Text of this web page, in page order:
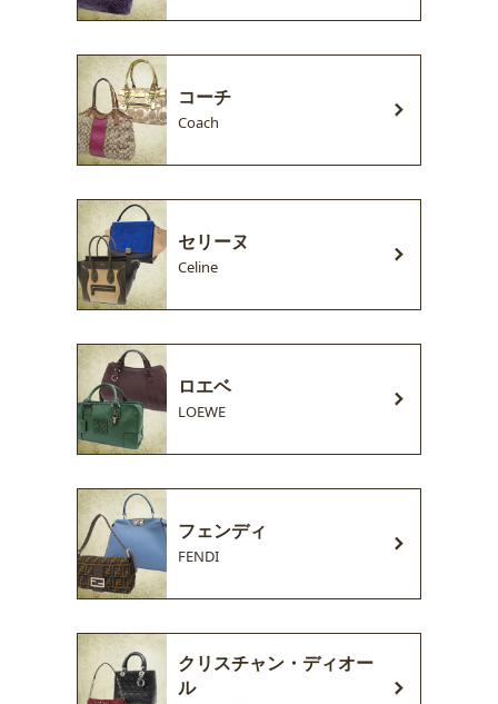
コーチ
Coach
セリーヌ
Celine
ロエベ
LOEWE
フェンディ
FENDI
クリスチャン・ディオー
ル